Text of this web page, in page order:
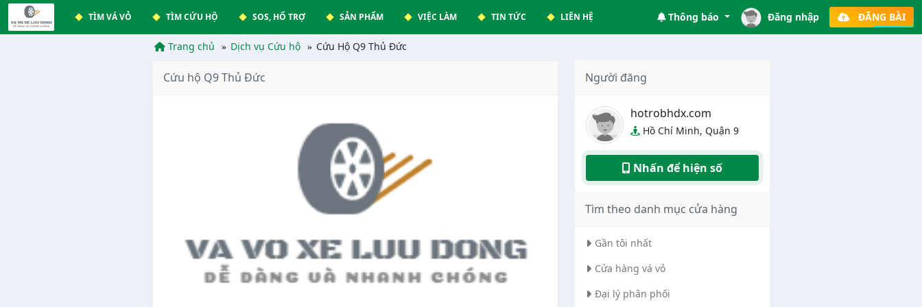
TÌM VÁ VỎ TÌM CỨU HỘ SOS, HỔ TRỢ SẢN PHẨM VIỆC LÀM TIN TỨC LIÊN HỆ Thông báo Đăng nhập ĐĂNG BÀI
Trang chủ Dịch vụ Cứu hộ Cứu Hộ Q9 Thủ Đức
Cứu hộ Q9 Thủ Đức Người đăng
hotrobhdx.com
Hồ Chí Minh, Quận 9
Nhấn để hiện số
Tìm theo danh mục cửa hàng
Gần tôi nhất
Cửa hàng vá vỏ
Đại lý phân phối